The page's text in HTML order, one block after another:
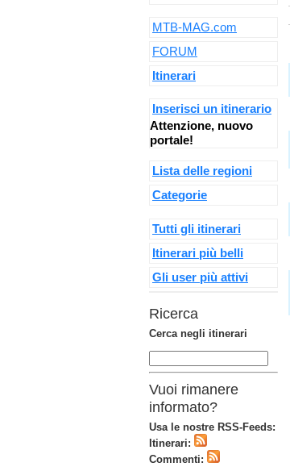
MTB-MAG.com
FORUM
Itinerari
Inserisci un itinerario
Attenzione, nuovo
portale!
Lista delle regioni
Categorie
Tutti gli itinerari
Itinerari più belli
Gli user più attivi
Ricerca
Cerca negli itinerari
Vuoi rimanere
informato?
Usa le nostre RSS-Feeds:
Itinerari:
Commenti: